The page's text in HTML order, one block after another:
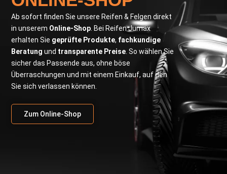
Ab sofort finden Sie unsere Reifen & Felgen direkt
in unserem Online-Shop. Bei Reifen Jumax
erhalten Sie geprüfte Produkte, fachkundige
Beratung und transparente Preise. So wählen Sie
sicher das Passende aus, ohne böse
Überraschungen und mit einem Einkauf, auf den
Sie sich verlassen können.
Zum Online-Shop